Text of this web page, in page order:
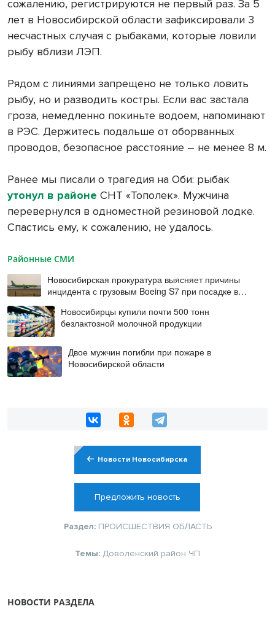
сожалению, регистрируются не первый раз. За 5
лет в Новосибирской области зафиксировали 3
несчастных случая с рыбаками, которые ловили
рыбу вблизи ЛЭП.
Рядом с линиями запрещено не только ловить
рыбу, но и разводить костры. Если вас застала
гроза, немедленно покиньте водоем, напоминают
в РЭС. Держитесь подальше от оборванных
проводов, безопасное расстояние – не менее 8 м.
Ранее мы писали о трагедия на Оби: рыбак
утонул в районе СНТ «Тополек». Мужчина
перевернулся в одноместной резиновой лодке.
Спастись ему, к сожалению, не удалось.
Районные СМИ
Новосибирская прокуратура выясняет причины
инцидента с грузовым Boeing S7 при посадке в
Норильске
Новосибирцы купили почти 500 тонн
безлактозной молочной продукции
Двое мужчин погибли при пожаре в
Новосибирской области
Новости Новосибирска
Предложить новость
Раздел: ПРОИСШЕСТВИЯ ОБЛАСТЬ
Темы: Доволенский район ЧП
НОВОСТИ РАЗДЕЛА